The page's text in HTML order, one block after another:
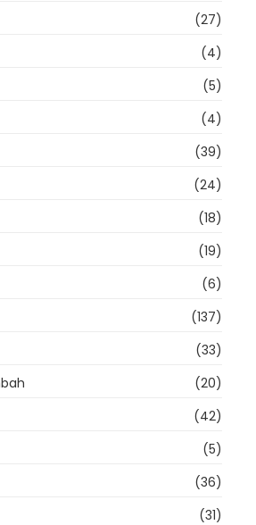
(27)
(4)
(5)
(4)
(39)
(24)
(18)
(19)
(6)
(137)
(33)
(20)
(42)
(5)
(36)
(31)